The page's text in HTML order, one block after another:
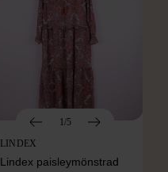
1/5
LINDEX
Lindex paisleymönstrad